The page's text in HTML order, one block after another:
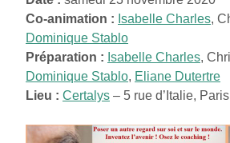
Co-animation : Isabelle Charles,
Dominique Stablo
Préparation : Isabelle Charles,
Dominique Stablo, Eliane Dutertre
Lieu : Certalys – 5 rue d’Italie,